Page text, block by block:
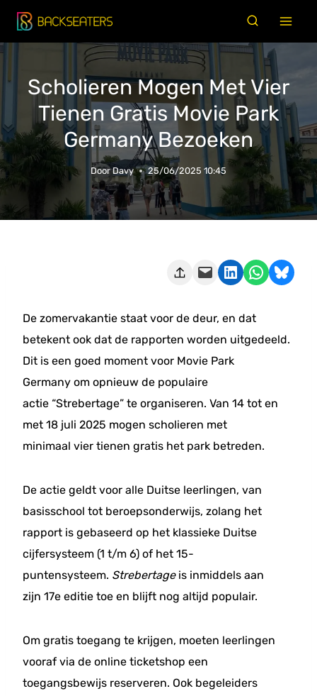
Doorgaan
naar
inhoud
Scholieren Mogen Met Vier
Tienen Gratis Movie Park
Germany Bezoeken
Door Davy 25/06/2025 10:45
Deze pagina e-mailen Delen op LinkedIn Delen via WhatsApp Share on Bluesky
De zomervakantie staat voor de deur, en dat
betekent ook dat de rapporten worden uitgedeeld.
Dit is een goed moment voor Movie Park
Germany om opnieuw de populaire
actie “Strebertage” te organiseren. Van 14 tot en
met 18 juli 2025 mogen scholieren met
minimaal vier tienen gratis het park betreden.
De actie geldt voor alle Duitse leerlingen, van
basisschool tot beroepsonderwijs, zolang het
rapport is gebaseerd op het klassieke Duitse
cijfersysteem (1 t/m 6) of het 15-
puntensysteem. Strebertageis inmiddels aan
zijn 17e editie toe en blijft nog altijd populair.
Om gratis toegang te krijgen, moeten leerlingen
vooraf via de online ticketshop een
toegangsbewijs reserveren. Ook begeleiders